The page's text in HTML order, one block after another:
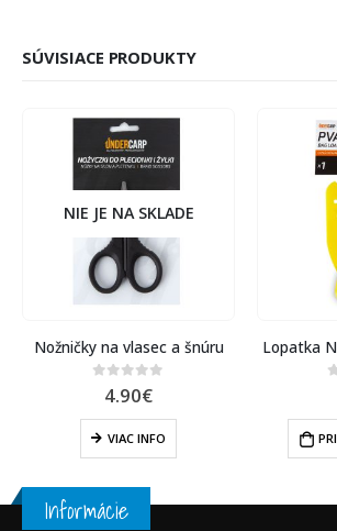
SÚVISIACE PRODUKTY
NIE JE NA SKLADE
Nožničky na vlasec a šnúru
out of 5
4.90€
VIAC INFO
Lopatka
Informácie